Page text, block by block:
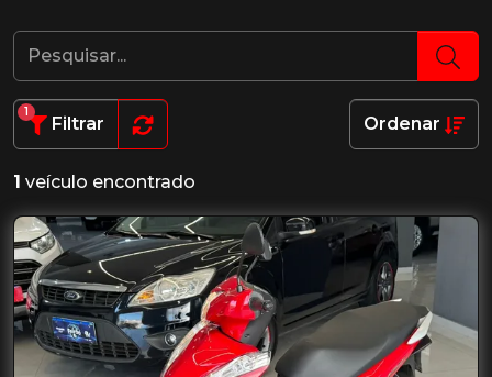
Filtrar
1
Ordenar
1 veículo encontrado